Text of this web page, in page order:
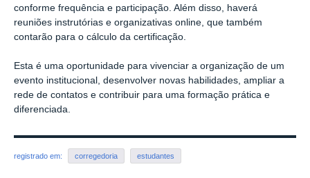
conforme frequência e participação. Além disso, haverá
reuniões instrutórias e organizativas online, que também
contarão para o cálculo da certificação.
Esta é uma oportunidade para vivenciar a organização de um
evento institucional, desenvolver novas habilidades, ampliar a
rede de contatos e contribuir para uma formação prática e
diferenciada.
registrado em: corregedoria estudantes